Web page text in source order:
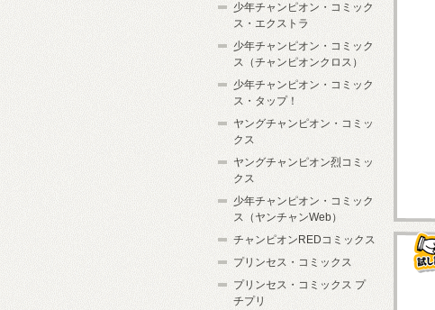
少年チャンピオン・コミック
ス・エクストラ
少年チャンピオン・コミック
ス（チャンピオンクロス）
少年チャンピオン・コミック
ス・タップ！
ヤングチャンピオン・コミッ
クス
ヤングチャンピオン烈コミッ
クス
少年チャンピオン・コミック
ス（ヤンチャンWeb）
チャンピオンREDコミックス
プリンセス・コミックス
プリンセス・コミックス プ
チプリ